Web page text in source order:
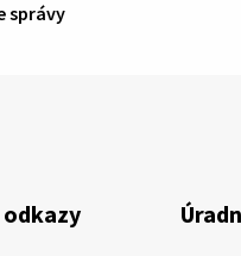
2026 08:13
vodárenských zdrojov.
vodárenská
správy
odkazy